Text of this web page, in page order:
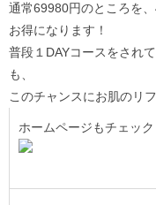
通常69980円のところを
お得になります！
普段１DAYコースをされ
も、
このチャンスにお肌のリ
ホームページもチェッ